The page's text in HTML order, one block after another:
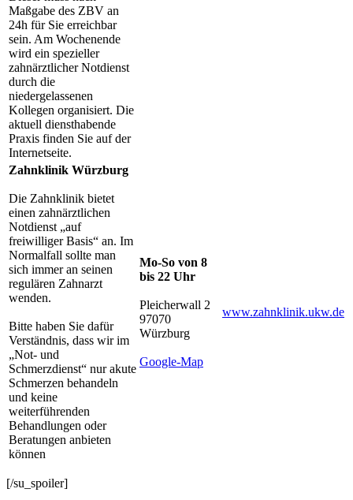
Maßgabe des ZBV an
24h für Sie erreichbar
sein. Am Wochenende
wird ein spezieller
zahnärztlicher Notdienst
durch die
niedergelassenen
Kollegen organisiert. Die
aktuell diensthabende
Praxis finden Sie auf der
Internetseite.
Zahnklinik Würzburg
Die Zahnklinik bietet
einen zahnärztlichen
Notdienst „auf
freiwilliger Basis“ an. Im
Normalfall sollte man
sich immer an seinen
regulären Zahnarzt
wenden.
Bitte haben Sie dafür
Verständnis, dass wir im
„Not- und
Schmerzdienst“ nur akute
Schmerzen behandeln
und keine
weiterführenden
Behandlungen oder
Beratungen anbieten
können
Mo-So von 8
bis 22 Uhr
Pleicherwall 2
97070
Würzburg
Google-Map
www.zahnklinik.ukw.de
[/su_spoiler]